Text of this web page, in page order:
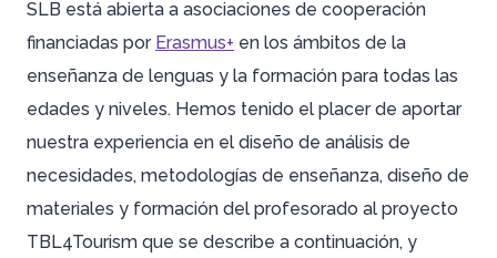
SLB está abierta a asociaciones de cooperación
financiadas por Erasmus+ en los ámbitos de la
enseñanza de lenguas y la formación para todas las
edades y niveles. Hemos tenido el placer de aportar
nuestra experiencia en el diseño de análisis de
necesidades, metodologías de enseñanza, diseño de
materiales y formación del profesorado al proyecto
TBL4Tourism que se describe a continuación, y